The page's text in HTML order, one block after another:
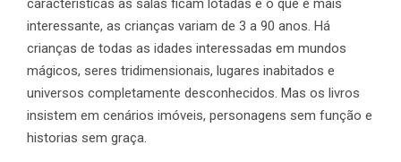
características as salas ficam lotadas e o que é mais
interessante, as crianças variam de 3 a 90 anos. Há
crianças de todas as idades interessadas em mundos
mágicos, seres tridimensionais, lugares inabitados e
universos completamente desconhecidos. Mas os livros
insistem em cenários imóveis, personagens sem função e
historias sem graça.